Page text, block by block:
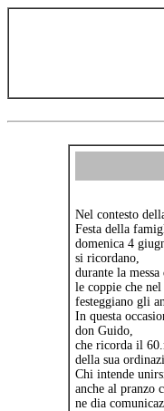
Nel contesto
Festa della
domenica 4
si ricordano,
durante la
le coppie che
festeggiano gli
In questa
don Guido,
che ricorda il
della sua
Chi intende
anche al pranzo
ne dia